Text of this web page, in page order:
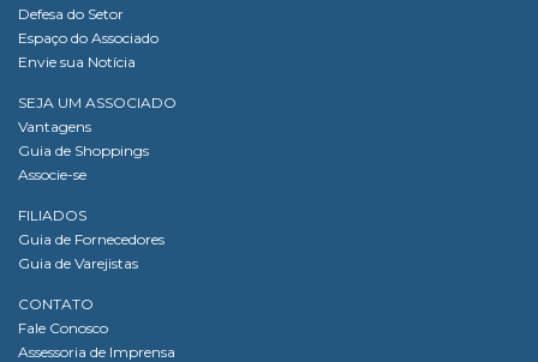
Defesa do Setor
Espaço do Associado
Envie sua Notícia
SEJA UM ASSOCIADO
Vantagens
Guia de Shoppings
Associe-se
FILIADOS
Guia de Fornecedores
Guia de Varejistas
CONTATO
Fale Conosco
Assessoria de Imprensa